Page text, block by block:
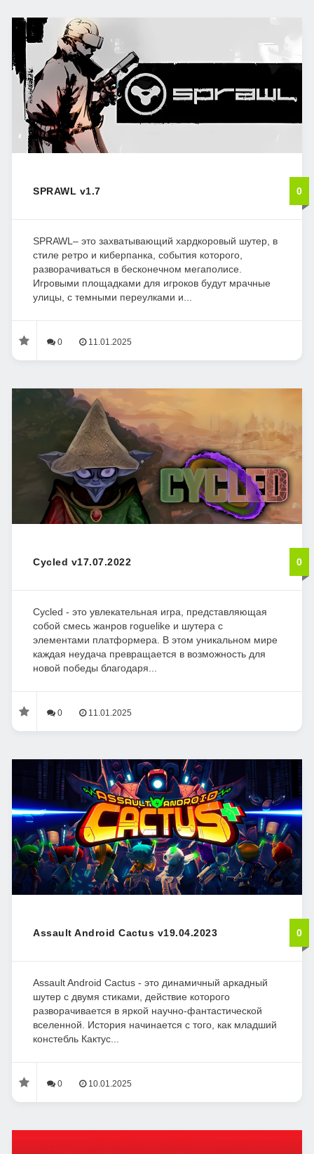
SPRAWL v1.7 0
SPRAWL– это захватывающий хардкоровый шутер, в
стиле ретро и киберпанка, события которого,
разворачиваться в бесконечном мегаполисе.
Игровыми площадками для игроков будут мрачные
улицы, с темными переулками и...
0 11.01.2025
Cycled v17.07.2022 0
Cycled - это увлекательная игра, представляющая
собой смесь жанров roguelike и шутера с
элементами платформера. В этом уникальном мире
каждая неудача превращается в возможность для
новой победы благодаря...
0 11.01.2025
Assault Android Cactus v19.04.2023 0
Assault Android Cactus - это динамичный аркадный
шутер с двумя стиками, действие которого
разворачивается в яркой научно-фантастической
вселенной. История начинается с того, как младший
констебль Кактус...
0 10.01.2025